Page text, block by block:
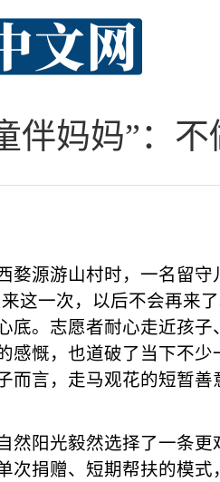
伴妈妈”：
婺源游山村时，一名留
这一次，以后不会再来
底。志愿者耐心走近孩
感慨，也道破了当下不
而言，走马观花的短暂
然阳光毅然选择了一条
次捐赠、短期帮扶的模式